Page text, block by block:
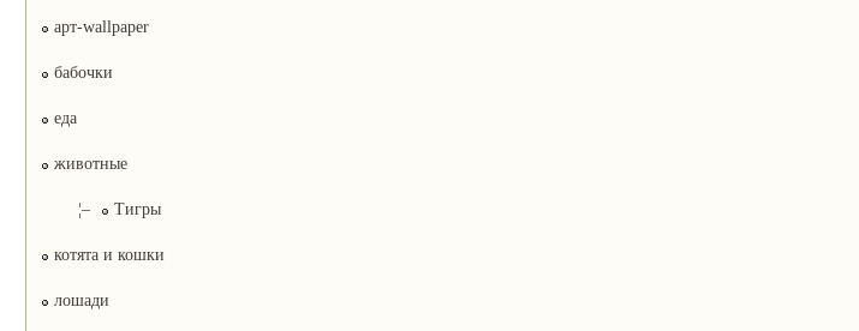
арт-wallpaper
бабочки
еда
животные
¦– Тигры
котята и кошки
лошади